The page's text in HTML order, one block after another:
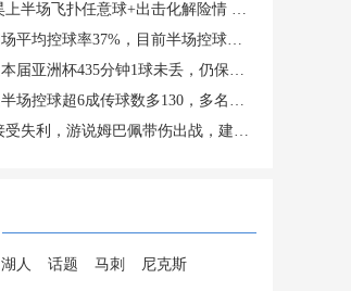
飞扑任意球+出击化解险情 还造对手一黄
控球率37%，目前半场控球率高达64%
洲杯435分钟1球未丢，仍保持0失球纪录
球超6成传球数多130，多名主力在替补席
，游说姆巴佩带伤出战，建议打封闭被拒
湖人 话题 马刺 尼克斯